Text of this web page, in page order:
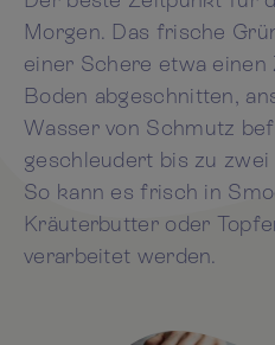
Morgen. Das frische
einer Schere etwa
Boden abgeschnitten,
Wasser von Schmutz
geschleudert bis zu zwei
So kann es frisch in
Kräuterbutter oder
verarbeitet werden.